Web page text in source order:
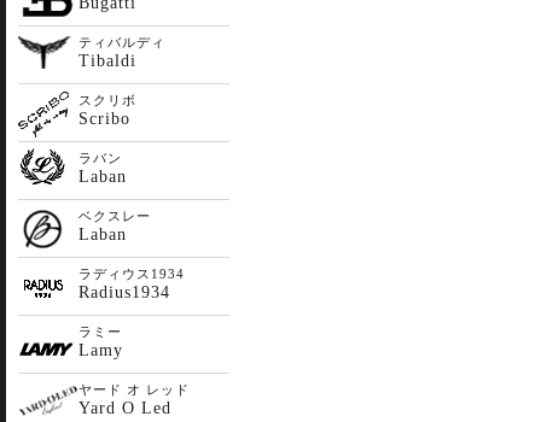
ティバルディ
Tibaldi
スクリボ
Scribo
ラバン
Laban
ベクスレー
Laban
ラディウス1934
Radius1934
ラミー
Lamy
ヤード オ レッド
Yard O Led